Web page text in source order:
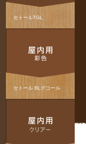
セトールTGL
セトール BLデコール